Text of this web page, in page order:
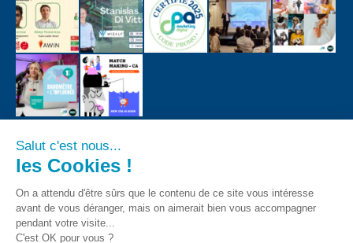
Salut c'est nous...
les Cookies !
On a attendu d'être sûrs que le contenu de ce site vous intéresse
avant de vous déranger, mais on aimerait bien vous accompagner
pendant votre visite...
C'est OK pour vous ?